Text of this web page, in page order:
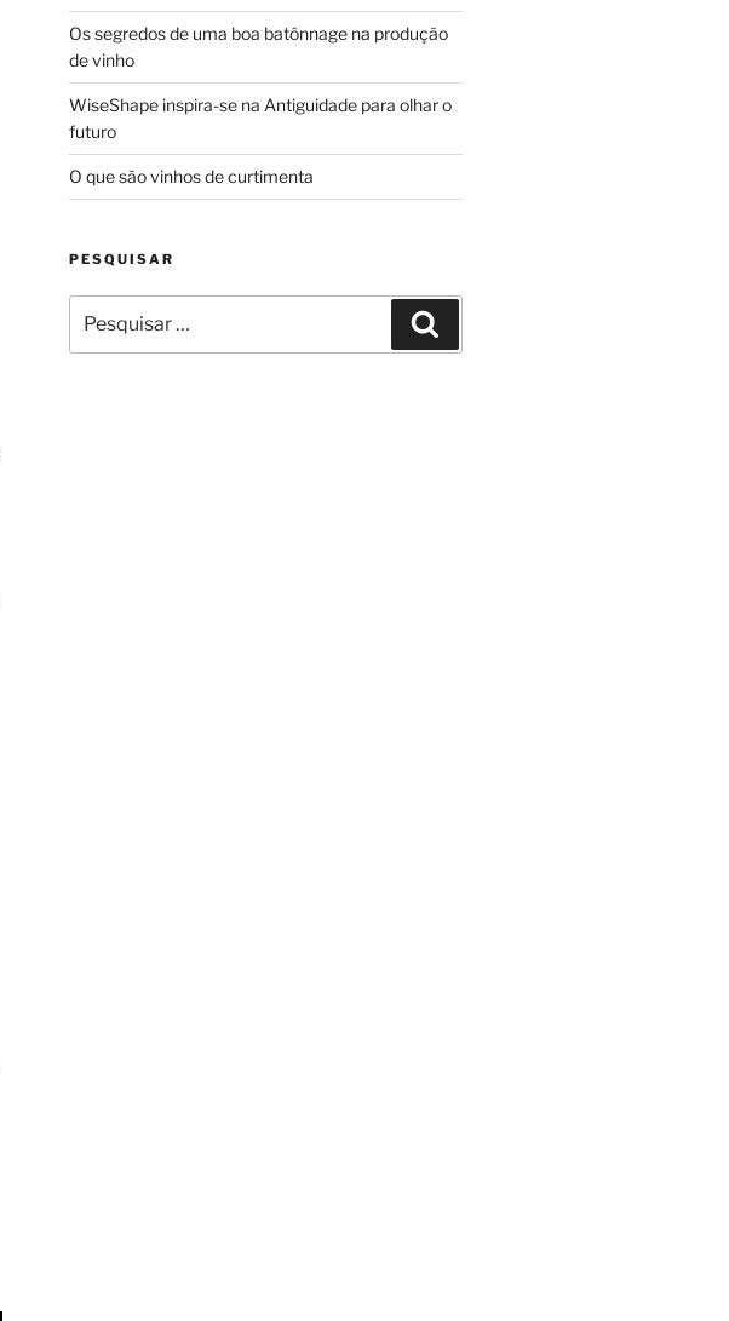
Os segredos de uma boa batônnage na produção
de vinho
WiseShape inspira-se na Antiguidade para olhar o
futuro
O que são vinhos de curtimenta
PESQUISAR
por: